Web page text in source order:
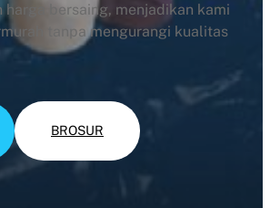
harga bersaing, menjadikan kami
tanpa mengurangi kualitas
BROSUR